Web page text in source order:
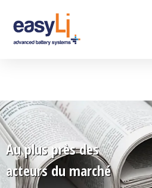
Au plus près des
acteurs du marché